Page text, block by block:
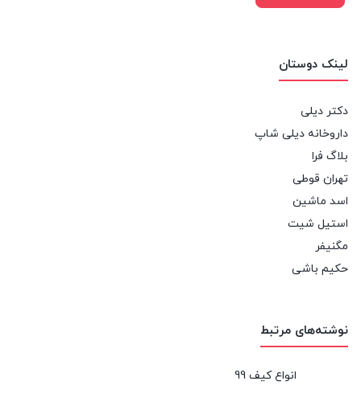
لینک دوستان
دکتر دیلی
داروخانه دیلی شاپ
بلاگ فرا
تهران قوطی
اسد ماشین
استیل شیت
مگنیفر
حکیم باشی
نوشته‌های مرتبط
انواع کیف 99